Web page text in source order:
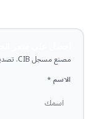
مصنع مسجل CIB. تصدير إلى أكثر من 50 دولة. يشمل COA وMSDS وTDS.
الاسم *